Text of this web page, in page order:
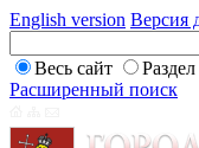
English version Версия
Весь сайт
Раздел
Расширенный поиск